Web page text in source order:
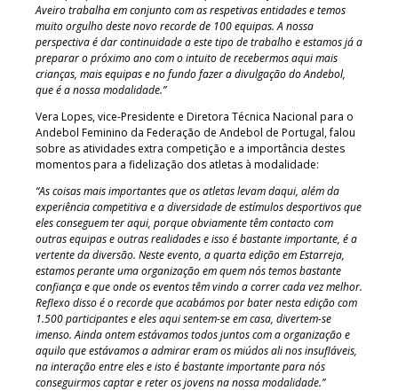
Aveiro trabalha em conjunto com as respetivas entidades e temos
muito orgulho deste novo recorde de 100 equipas. A nossa
perspectiva é dar continuidade a este tipo de trabalho e estamos já a
preparar o próximo ano com o intuito de recebermos aqui mais
crianças, mais equipas e no fundo fazer a divulgação do Andebol,
que é a nossa modalidade.”
Vera Lopes, vice-Presidente e Diretora Técnica Nacional para o
Andebol Feminino da Federação de Andebol de Portugal, falou
sobre as atividades extra competição e a importância destes
momentos para a fidelização dos atletas à modalidade:
“As coisas mais importantes que os atletas levam daqui, além da
experiência competitiva e a diversidade de estímulos desportivos que
eles conseguem ter aqui, porque obviamente têm contacto com
outras equipas e outras realidades e isso é bastante importante, é a
vertente da diversão. Neste evento, a quarta edição em Estarreja,
estamos perante uma organização em quem nós temos bastante
confiança e que onde os eventos têm vindo a correr cada vez melhor.
Reflexo disso é o recorde que acabámos por bater nesta edição com
1.500 participantes e eles aqui sentem-se em casa, divertem-se
imenso. Ainda ontem estávamos todos juntos com a organização e
aquilo que estávamos a admirar eram os miúdos ali nos insufláveis,
na interação entre eles e isto é bastante importante para nós
conseguirmos captar e reter os jovens na nossa modalidade.”